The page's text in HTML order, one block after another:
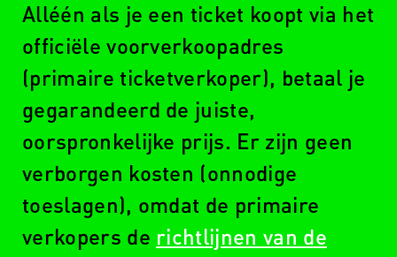
www.seetickets.com/nl
www.ticketswap.nl
Alléén als je een ticket koopt via het
officiële voorverkoopadres
(primaire ticketverkoper), betaal je
gegarandeerd de juiste,
oorspronkelijke prijs. Er zijn geen
verborgen kosten (onnodige
toeslagen), omdat de primaire
verkopers de richtlijnen van de